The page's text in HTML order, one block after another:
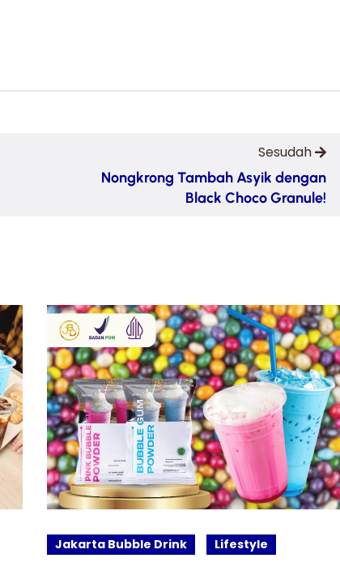
Sesudah
Nongkrong Tambah Asyik dengan
Black Choco Granule!
Jakarta Bubble Drink Lifestyle